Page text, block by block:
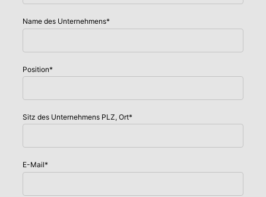
Name des Unternehmens*
Position*
Sitz des Unternehmens PLZ, Ort*
E-Mail*